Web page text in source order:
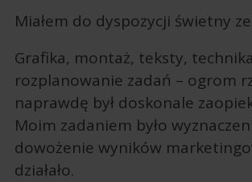
Miałem do dyspozycji świetny
Grafika, montaż, teksty,
rozplanowanie zadań – ogrom
naprawdę był doskonale
Moim zadaniem było
dowożenie wyników
działało.